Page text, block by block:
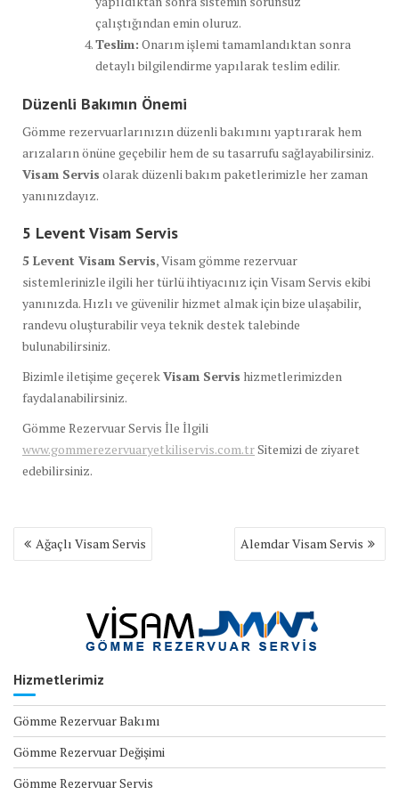
çalıştığından emin oluruz.
Teslim: Onarım işlemi tamamlandıktan sonra
detaylı bilgilendirme yapılarak teslim edilir.
Düzenli Bakımın Önemi
Gömme rezervuarlarınızın düzenli bakımını yaptırarak hem
arızaların önüne geçebilir hem de su tasarrufu sağlayabilirsiniz.
Visam Servis olarak düzenli bakım paketlerimizle her zaman
yanınızdayız.
5 Levent Visam Servis
5 Levent Visam Servis, Visam gömme rezervuar
sistemlerinizle ilgili her türlü ihtiyacınız için Visam Servis ekibi
yanınızda. Hızlı ve güvenilir hizmet almak için bize ulaşabilir,
randevu oluşturabilir veya teknik destek talebinde
bulunabilirsiniz.
Bizimle iletişime geçerekVisam Servis hizmetlerimizden
faydalanabilirsiniz.
Gömme Rezervuar Servis İle İlgili
www.gommerezervuaryetkiliservis.com.trSitemizi de ziyaret
edebilirsiniz.
Yazı
gezinmesi
Ağaçlı Visam Servis Alemdar Visam Servis
Hizmetlerimiz
Gömme Rezervuar Bakımı
Gömme Rezervuar Değişimi
Gömme Rezervuar Servis